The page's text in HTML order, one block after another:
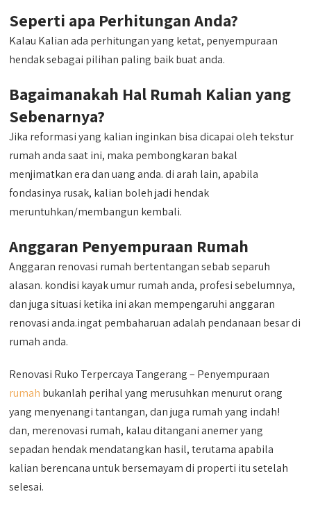
Seperti apa Perhitungan Anda?
Kalau Kalian ada perhitungan yang ketat, penyempuraan
hendak sebagai pilihan paling baik buat anda.
Bagaimanakah Hal Rumah Kalian yang
Sebenarnya?
Jika reformasi yang kalian inginkan bisa dicapai oleh tekstur
rumah anda saat ini, maka pembongkaran bakal
menjimatkan era dan uang anda. di arah lain, apabila
fondasinya rusak, kalian boleh jadi hendak
meruntuhkan/membangun kembali.
Anggaran Penyempuraan Rumah
Anggaran renovasi rumah bertentangan sebab separuh
alasan. kondisi kayak umur rumah anda, profesi sebelumnya,
dan juga situasi ketika ini akan mempengaruhi anggaran
renovasi anda.ingat pembaharuan adalah pendanaan besar di
rumah anda.
Renovasi Ruko Terpercaya Tangerang – Penyempuraan
rumah bukanlah perihal yang merusuhkan menurut orang
yang menyenangi tantangan, dan juga rumah yang indah!
dan, merenovasi rumah, kalau ditangani anemer yang
sepadan hendak mendatangkan hasil, terutama apabila
kalian berencana untuk bersemayam di properti itu setelah
selesai.